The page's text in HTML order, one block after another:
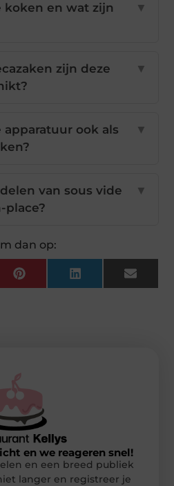
koken en wat zijn
▼
zijn deze
▼
apparatuur ook als
▼
van sous vide
place?
▼
dan op:
PinterestLinkedInEmail
en we reageren snel!
en een breed publiek
langer en registreer je